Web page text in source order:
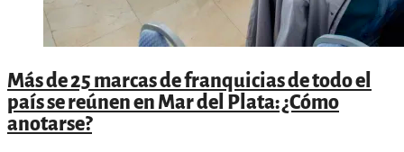
Más de 25 marcas de franquicias de todo el
país se reúnen en Mar del Plata: ¿Cómo
anotarse?